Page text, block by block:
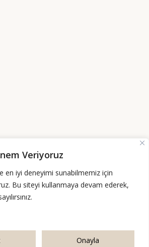
Veriyoruz
en iyi deneyimi sunabilmemiz için
Bu siteyi kullanmaya devam ederek,
Onayla